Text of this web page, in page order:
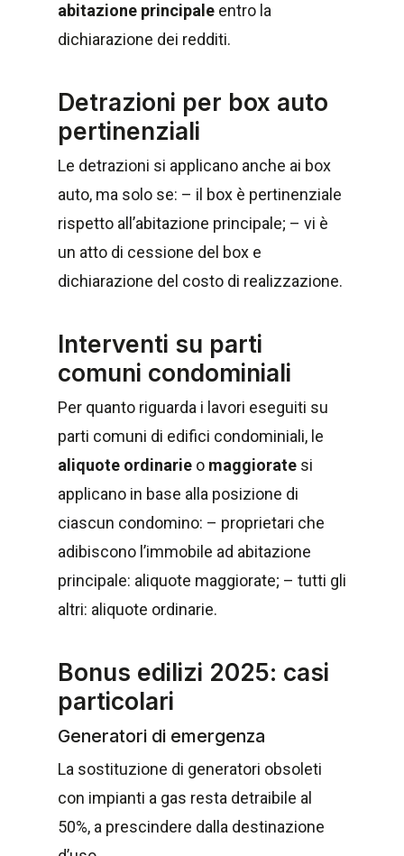
abitazione principale entro la
dichiarazione dei redditi.
Detrazioni per box auto
pertinenziali
Le detrazioni si applicano anche ai box
auto, ma solo se: – il box è pertinenziale
rispetto all’abitazione principale; – vi è
un atto di cessione del box e
dichiarazione del costo di realizzazione.
Interventi su parti
comuni condominiali
Per quanto riguarda i lavori eseguiti su
parti comuni di edifici condominiali, le
aliquote ordinarie o maggiorate si
applicano in base alla posizione di
ciascun condomino: – proprietari che
adibiscono l’immobile ad abitazione
principale: aliquote maggiorate; – tutti gli
altri: aliquote ordinarie.
Bonus edilizi 2025: casi
particolari
Generatori di emergenza
La sostituzione di generatori obsoleti
con impianti a gas resta detraibile al
50%, a prescindere dalla destinazione